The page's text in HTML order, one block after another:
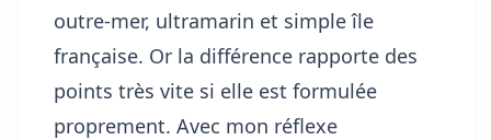
outre-mer, ultramarin et simple île
française. Or la différence rapporte des
points très vite si elle est formulée
proprement. Avec mon réflexe